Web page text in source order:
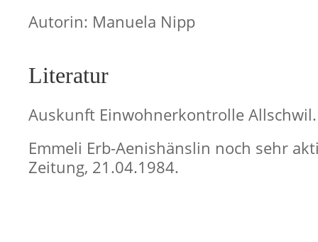
Autorin: Manuela Nipp
Literatur
Auskunft Einwohnerkontrolle Allschwil.
Emmeli Erb-Aenishänslin noch sehr
Zeitung, 21.04.1984.